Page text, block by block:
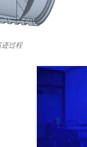
迹过程